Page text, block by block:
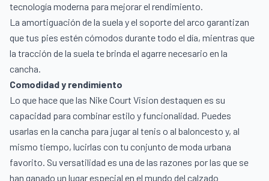
tecnología moderna para mejorar el rendimiento.
La amortiguación de la suela y el soporte del arco garantizan
que tus pies estén cómodos durante todo el día, mientras que
la tracción de la suela te brinda el agarre necesario en la
cancha.
Comodidad y rendimiento
Lo que hace que las Nike Court Vision destaquen es su
capacidad para combinar estilo y funcionalidad. Puedes
usarlas en la cancha para jugar al tenis o al baloncesto y, al
mismo tiempo, lucirlas con tu conjunto de moda urbana
favorito. Su versatilidad es una de las razones por las que se
han ganado un lugar especial en el mundo del calzado